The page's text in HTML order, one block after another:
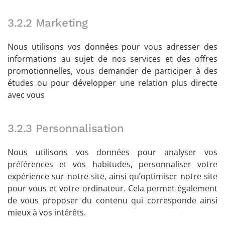
3.2.2 Marketing
Nous utilisons vos données pour vous adresser des
informations au sujet de nos services et des offres
promotionnelles, vous demander de participer à des
études ou pour développer une relation plus directe
avec vous
3.2.3 Personnalisation
Nous utilisons vos données pour analyser vos
préférences et vos habitudes, personnaliser votre
expérience sur notre site, ainsi qu’optimiser notre site
pour vous et votre ordinateur. Cela permet également
de vous proposer du contenu qui corresponde ainsi
mieux à vos intérêts.